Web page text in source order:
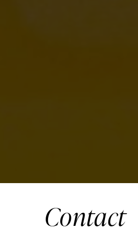
Contact